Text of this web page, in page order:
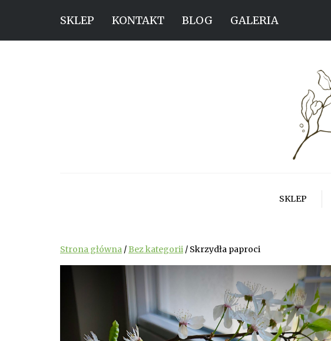
SKLEP KONTAKT BLOG GALERIA
SKLEP
Strona główna /Bez kategorii / Skrzydła paproci